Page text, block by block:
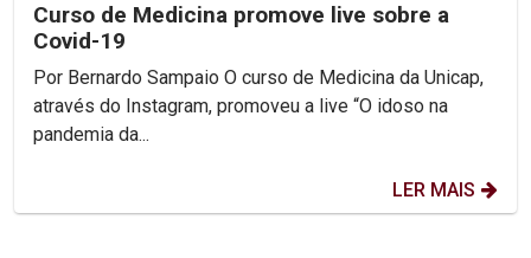
Curso de Medicina promove live sobre a
Covid-19
Por Bernardo Sampaio O curso de Medicina da Unicap,
através do Instagram, promoveu a live “O idoso na
pandemia da...
LER MAIS